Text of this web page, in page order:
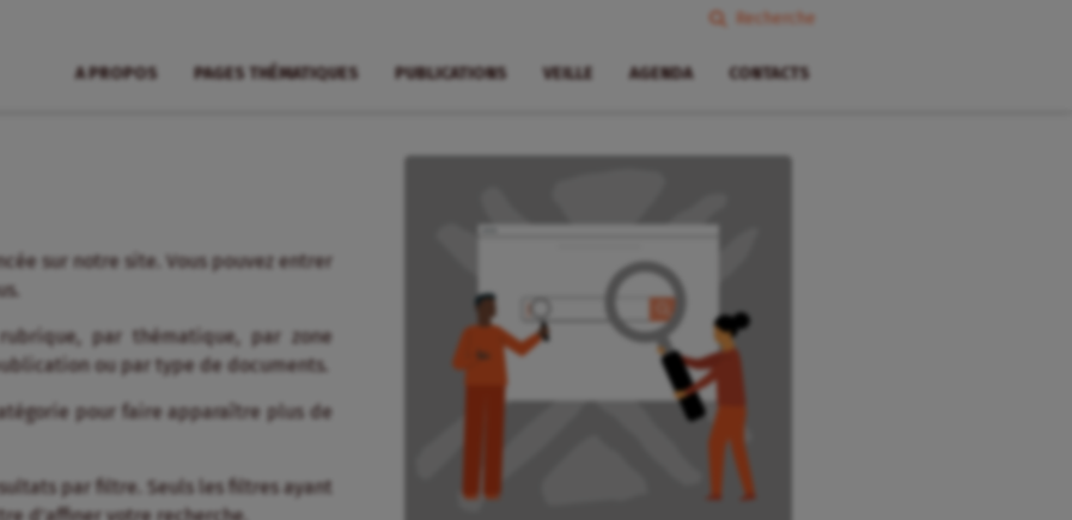
Recherche
A PROPOS PAGES THÉMATIQUES PUBLICATIONS VEILLE AGENDA CONTACTS
sur notre site. Vous pouvez entrer
par thématique, par zone
ou par type de documents.
pour faire apparaître plus de
par filtre. Seuls les filtres ayant